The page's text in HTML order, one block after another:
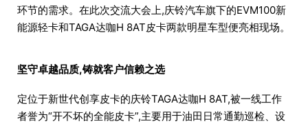
环节的需求。在此次交流大会上,庆铃汽车旗下的EVM100新
能源轻卡和TAGA达咖H 8AT皮卡两款明星车型便亮相现场。
坚守卓越品质,铸就客户信赖之选
定位于新世代创享皮卡的庆铃TAGA达咖H 8AT,被一线工作
者誉为“开不坏的全能皮卡”,主要用于油田日常通勤巡检、设